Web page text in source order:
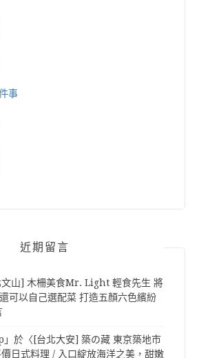
事
近期留言
文山] 木柵美食Mr. Light 輕食先生 將
可以自己選配菜 打造五顏六色繽紛
」於〈 [台北大安] 築の藏 東京築地市
日式料理 / 入口綻放海洋之美，甜嫩